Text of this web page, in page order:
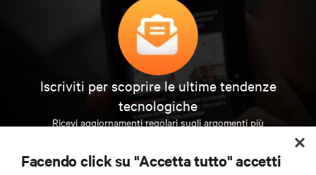
Iscriviti per scoprire le ultime tendenze
tecnologiche
Ricevi aggiornamenti regolari sugli argomenti più
data center e infrastrutture.
Facendo click su "Accetta tutto" accetti